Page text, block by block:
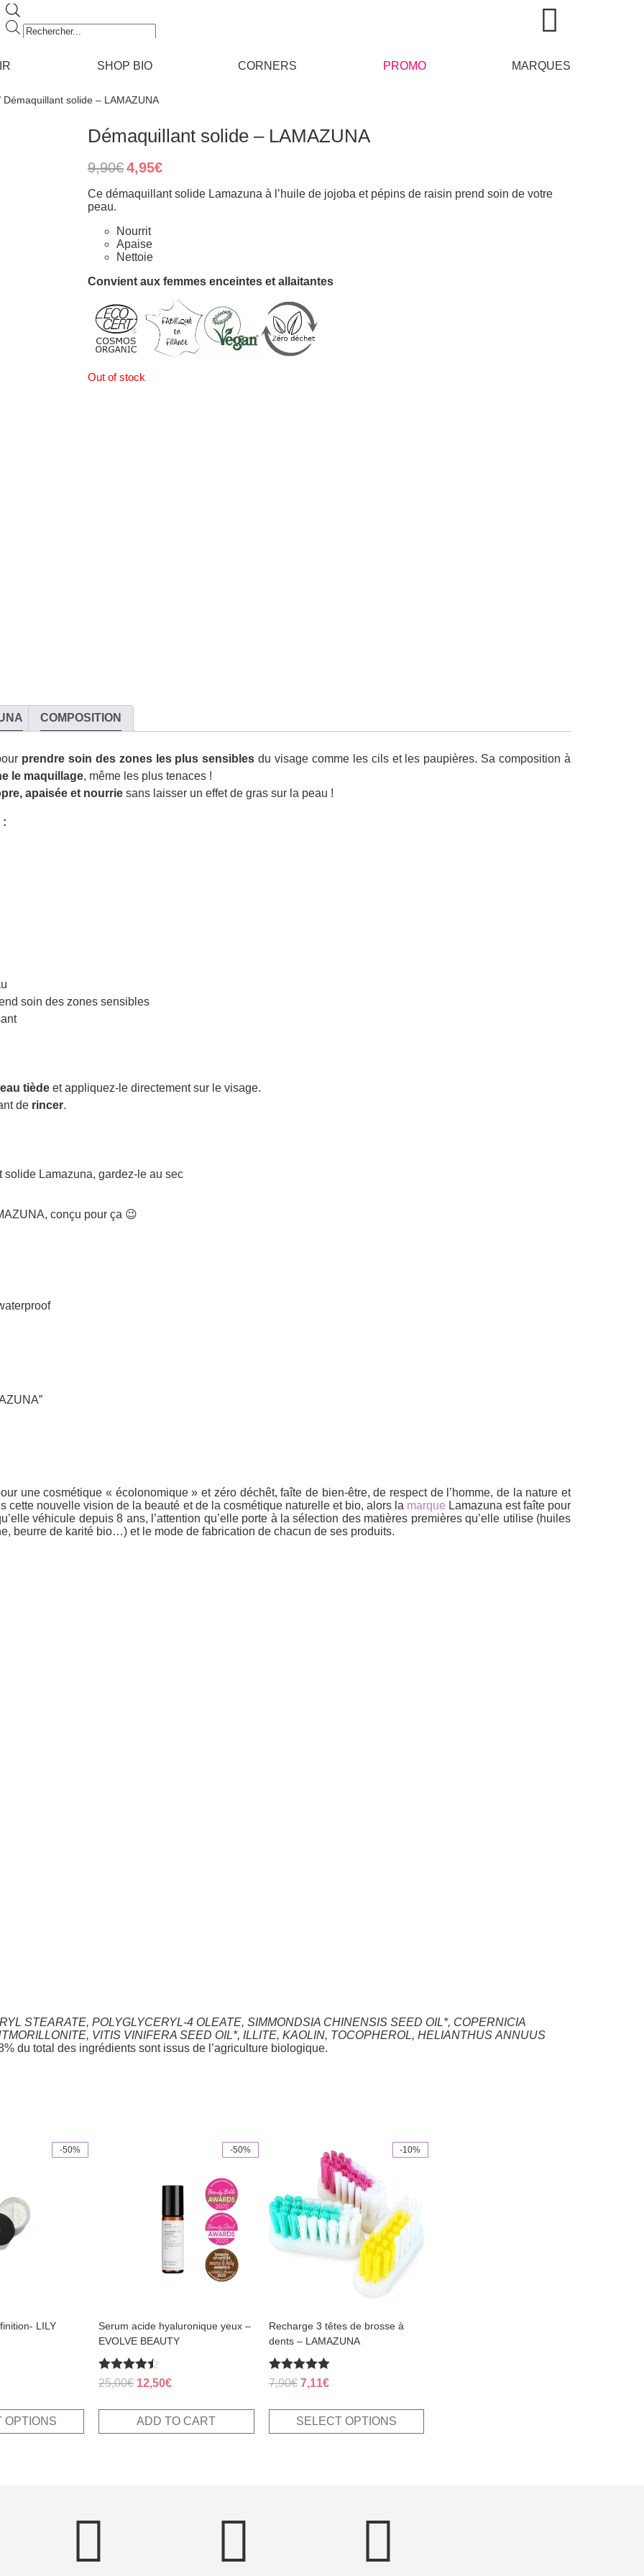
Recherche
de
SHOP BIO CORNERS PROMO MARQUES
Démaquillant solide – LAMAZUNA
Démaquillant solide – LAMAZUNA
9,90€ Original
price
was:
9,90€.
4,95€Current
is:
Ce démaquillant solide Lamazuna à l’huile de jojoba et pépins de raisin prend soin de votre
peau.
Nourrit
Apaise
Nettoie
Convient aux femmes enceintes et allaitantes
Out of stock
COMPOSITION
prendre soin des zones les plus sensibles du visage comme les cils et les paupières. Sa composition à
le maquillage, même les plus tenaces !
apaisée et nourrie sans laisser un effet de gras sur la peau !
:
soin des zones sensibles
tiède et appliquez-le directement sur le visage.
de rincer.
Lamazuna, gardez-le au sec
conçu pour ça 😉
une cosmétique « écolonomique » et zéro déchêt, faîte de bien-être, de respect de l’homme, de la nature et
cette nouvelle vision de la beauté et de la cosmétique naturelle et bio, alors la marque Lamazuna est faîte pour
véhicule depuis 8 ans, l’attention qu’elle porte à la sélection des matières premières qu’elle utilise (huiles
beurre de karité bio…) et le mode de fabrication de chacun de ses produits.
STEARATE, POLYGLYCERYL-4 OLEATE, SIMMONDSIA CHINENSIS SEED OIL*, COPERNICIA
VITIS VINIFERA SEED OIL*, ILLITE, KAOLIN, TOCOPHEROL, HELIANTHUS ANNUUS
du total des ingrédients sont issus de l’agriculture biologique.
-50%
LILY
OPTIONS
-50%
Serum acide hyaluronique yeux –
EVOLVE BEAUTY
Rated
4.38
25,00€ Original
was:
25,00€.
12,50€Current
is:
12,50€.
ADD TO CART
-10%
Recharge 3 têtes de brosse à
dents – LAMAZUNA
Rated
5.00
7,90€ Original
was:
7,90€.
7,11€Current
is:
7,11€.
SELECT OPTIONS
multiple
variants.
The
options
may
page